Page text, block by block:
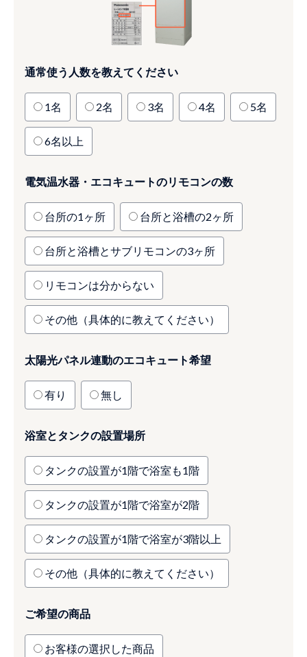
通常使う人数を教えてください
1名 2名 3名 4名 5名
6名以上
電気温水器・エコキュートのリモコンの数
台所の1ヶ所 台所と浴槽の2ヶ所
台所と浴槽とサブリモコンの3ヶ所
リモコンは分からない
その他（具体的に教えてください）
太陽光パネル連動のエコキュート希望
有り 無し
浴室とタンクの設置場所
タンクの設置が1階で浴室も1階
タンクの設置が1階で浴室が2階
タンクの設置が1階で浴室が3階以上
その他（具体的に教えてください）
ご希望の商品
お客様の選択した商品